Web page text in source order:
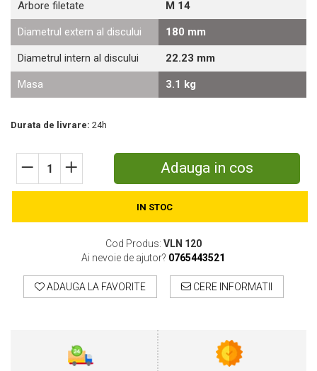
Motosape
Motocositori
Batoze
Mori cereale
Tocatori vegetatie
Zdrobitori
Mașini hidraulice de despicat lemne
Plug de scos cartofi
Cositori
Articole Electrice
Arbore filetate M 14
Diametrul extern al discului 180 mm
Diametrul intern al discului 22.23 mm
Masa 3.1 kg
Durata de livrare: 24h
Adauga in cos
IN STOC
Cod Produs: VLN 120
Ai nevoie de ajutor? 0765443521
ADAUGA LA FAVORITE CERE INFORMATII